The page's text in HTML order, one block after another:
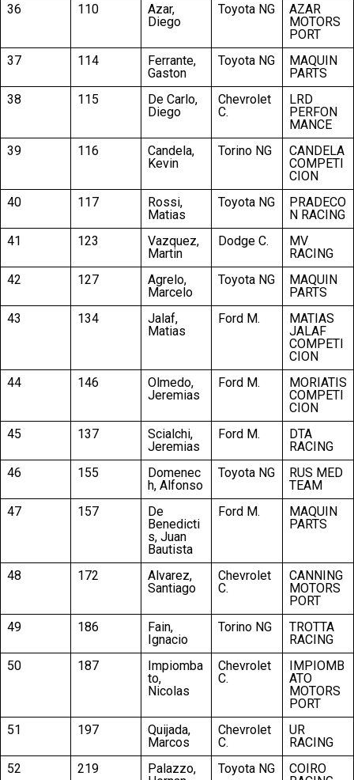
36
110
Azar,
Diego
Toyota NG
AZAR
MOTORS
PORT
37
114
Ferrante,
Gaston
Toyota NG
MAQUIN
PARTS
38
115
De Carlo,
Diego
Chevrolet
C.
LRD
PERFON
MANCE
39
116
Candela,
Kevin
Torino NG
CANDELA
COMPETI
CION
40
117
Rossi,
Matias
Toyota NG
PRADECO
N RACING
41
123
Vazquez,
Martin
Dodge C.
MV
RACING
42
127
Agrelo,
Marcelo
Toyota NG
MAQUIN
PARTS
43
134
Jalaf,
Matias
Ford M.
MATIAS
JALAF
COMPETI
CION
44
146
Olmedo,
Jeremias
Ford M.
MORIATIS
COMPETI
CION
45
137
Scialchi,
Jeremias
Ford M.
DTA
RACING
46
155
Domenec
h, Alfonso
Toyota NG
RUS MED
TEAM
47
157
De
Benedicti
s, Juan
Bautista
Ford M.
MAQUIN
PARTS
48 172
Alvarez,
Santiago
Chevrolet
C.
CANNING
MOTORS
PORT
49
186
Fain,
Ignacio
Torino NG
TROTTA
RACING
50
187
Impiomba
to,
Nicolas
Chevrolet
C.
IMPIOMB
ATO
MOTORS
PORT
51
197
Quijada,
Marcos
Chevrolet
C.
UR
RACING
52
219
Palazzo,
Toyota NG
COIRO